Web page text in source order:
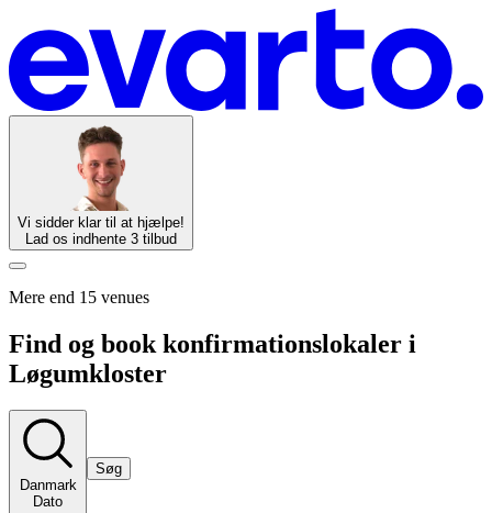
Vi sidder klar til at hjælpe!
Lad os indhente 3 tilbud
Mere end 15 venues
Find og book konfirmationslokaler i
Løgumkloster
Danmark
Dato
Søg